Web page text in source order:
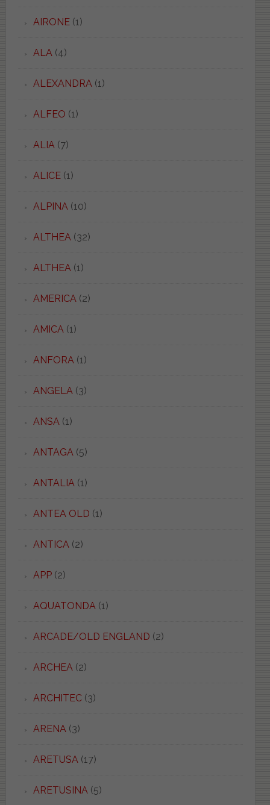
AIRONE(1)
ALA (4)
ALEXANDRA (1)
ALFEO (1)
ALIA (7)
ALICE(1)
ALPINA (10)
ALTHEA (32)
ALTHEA (1)
AMERICA (2)
AMICA (1)
ANFORA (1)
ANGELA (3)
ANSA (1)
ANTAGA (5)
ANTALIA (1)
ANTEA OLD (1)
ANTICA (2)
APP(2)
AQUATONDA (1)
ARCADE/OLD ENGLAND (2)
ARCHEA (2)
ARCHITEC(3)
ARENA (3)
ARETUSA (17)
ARETUSINA (5)